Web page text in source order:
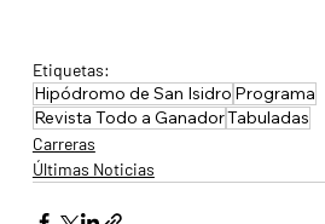
Etiquetas:
Hipódromo de San Isidro Programa
Revista Todo a GanadorTabuladas
Carreras
Últimas Noticias